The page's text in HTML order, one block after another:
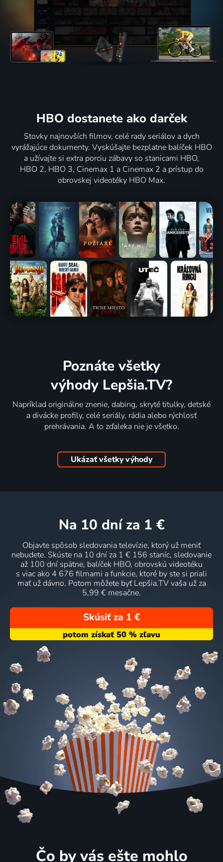
HBO dostanete ako darček
Stovky najnovších filmov, celé rady seriálov a dych
vyrážajúce dokumenty. Vyskúšajte bezplatne balíček HBO
a užívajte si extra porciu zábavy so stanicami HBO,
HBO 2, HBO 3, Cinemax 1 a Cinemax 2 a prístup do
obrovskej videotéky HBO Max.
Poznáte všetky
výhody Lepšia.TV?
Napríklad originálne znenie, dabing, skryté titulky, detské
a divácke profily, celé seriály, rádia alebo rýchlosť
prehrávania. A to zďaleka nie je všetko.
Ukázať všetky výhody
na 10 dní za 1 €
Objavte spôsob sledovania televízie, ktorý už meniť
nebudete. Skúste na 10 dní za 1 € 156 staníc, sledovanie
až 100 dní spätne, balíček HBO, obrovskú videotéku
s viac ako 4 676 filmami a funkcie, ktoré by ste si priali
mať už dávno. Potom môžete byť Lepšia.TV vaša už za
5,99 € mesačne.
Skúsiť za 1 €
Čo by vás ešte mohlo